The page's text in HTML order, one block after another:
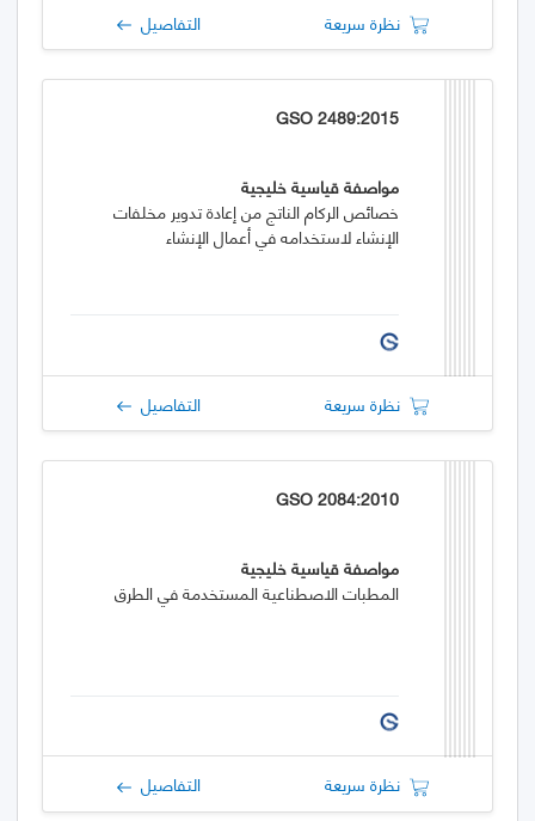
نظرة سريعة التفاصيل
GSO 2489:2015
مواصفة قياسية خليجية
خصائص الركام الناتج من إعادة تدوير مخلفات
الإنشاء لاستخدامه في أعمال الإنشاء
نظرة سريعة التفاصيل
GSO 2084:2010
مواصفة قياسية خليجية
المطبات الاصطناعية المستخدمة في الطرق
نظرة سريعة التفاصيل